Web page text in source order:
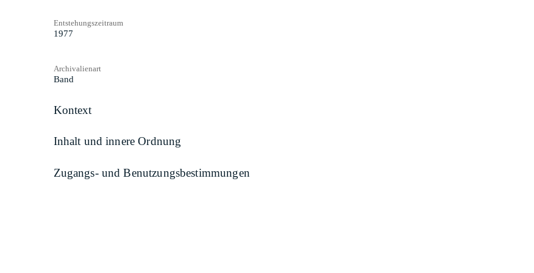
Entstehungszeitraum
1977
Archivalienart
Band
Kontext
Inhalt und innere Ordnung
Zugangs- und Benutzungsbestimmungen